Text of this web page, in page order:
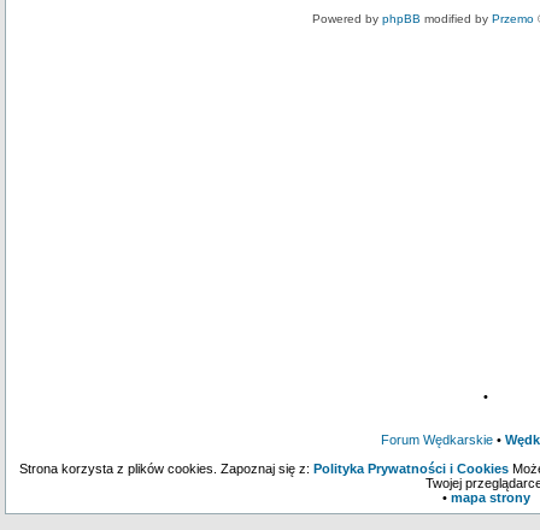
Powered by phpBB modified by Przemo
•
Forum Wędkarskie•
Strona korzysta z plików cookies. Zapoznaj się z: Polityka Prywatności i Cookies
Twojej
• mapa strony